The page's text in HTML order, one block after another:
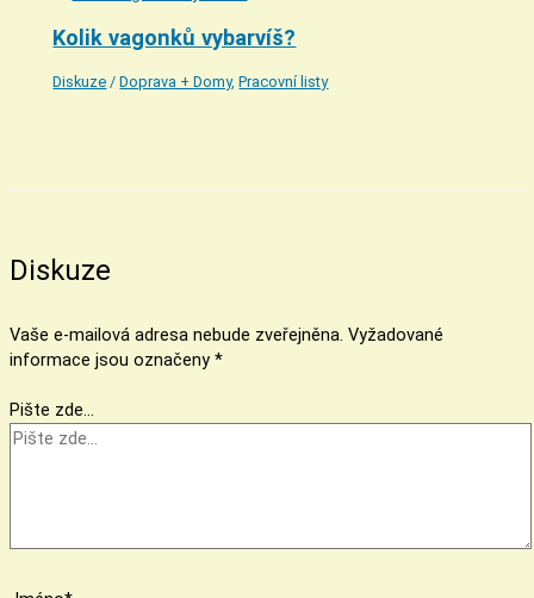
Kolik vagonků vybarvíš?
Diskuze /Doprava + Domy,Pracovní listy
Diskuze
Vaše e-mailová adresa nebude zveřejněna. Vyžadované
informace jsou označeny *
Pište zde…